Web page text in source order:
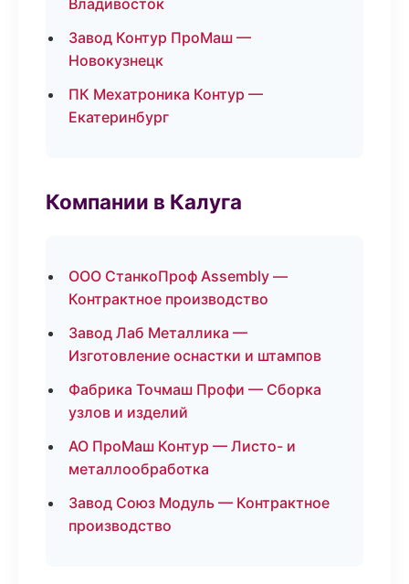
Владивосток
Завод Контур ПроМаш —
Новокузнецк
ПК Мехатроника Контур —
Екатеринбург
Компании в Калуга
ООО СтанкоПроф Assembly —
Контрактное производство
Завод Лаб Металлика —
Изготовление оснастки и штампов
Фабрика Точмаш Профи — Сборка
узлов и изделий
АО ПроМаш Контур — Листо- и
металлообработка
Завод Союз Модуль — Контрактное
производство